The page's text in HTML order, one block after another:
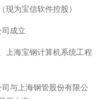
现为宝信软件控股）
成立
上海宝钢计算机系统工程
与上海钢管股份有限公